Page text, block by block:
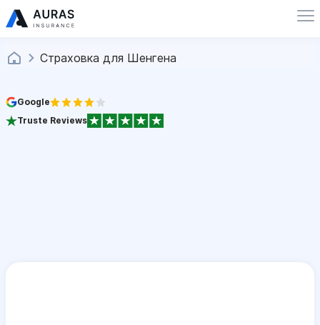
Страховка для Шенгена
Google
Truste Reviews